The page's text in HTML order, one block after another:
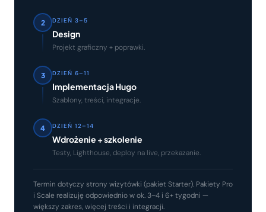
2 DZIEŃ 3–5
Design
Projekt graficzny + poprawki.
3 DZIEŃ 6–11
Implementacja Hugo
Szablony, treści, integracje.
4 DZIEŃ 12–14
Wdrożenie + szkolenie
Testy, Lighthouse, deploy na live, przekazanie.
Termin dotyczy strony wizytówki (pakiet Starter). Pakiety Pro
i Scale realizuję odpowiednio w ok. 3–4 i 6+ tygodni —
większy zakres, więcej treści i integracji.